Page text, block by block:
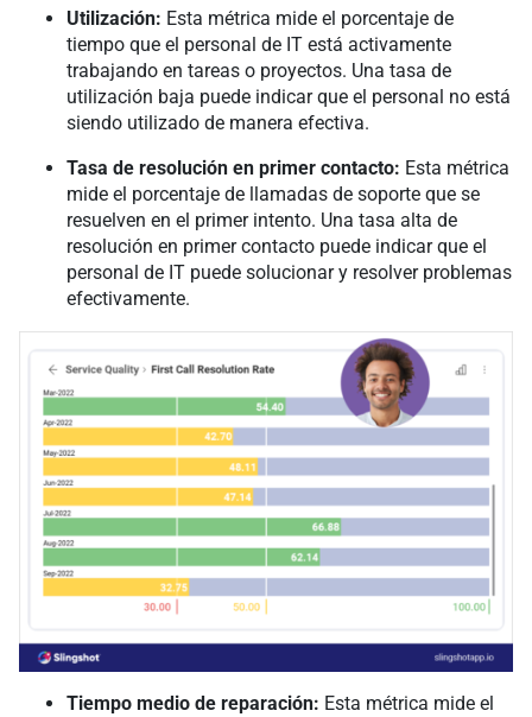
Utilización: Esta métrica mide el porcentaje de
tiempo que el personal de IT está activamente
trabajando en tareas o proyectos. Una tasa de
utilización baja puede indicar que el personal no está
siendo utilizado de manera efectiva.
Tasa de resolución en primer contacto: Esta métrica
mide el porcentaje de llamadas de soporte que se
resuelven en el primer intento. Una tasa alta de
resolución en primer contacto puede indicar que el
personal de IT puede solucionar y resolver problemas
efectivamente.
Tiempo medio de reparación: Esta métrica mide el